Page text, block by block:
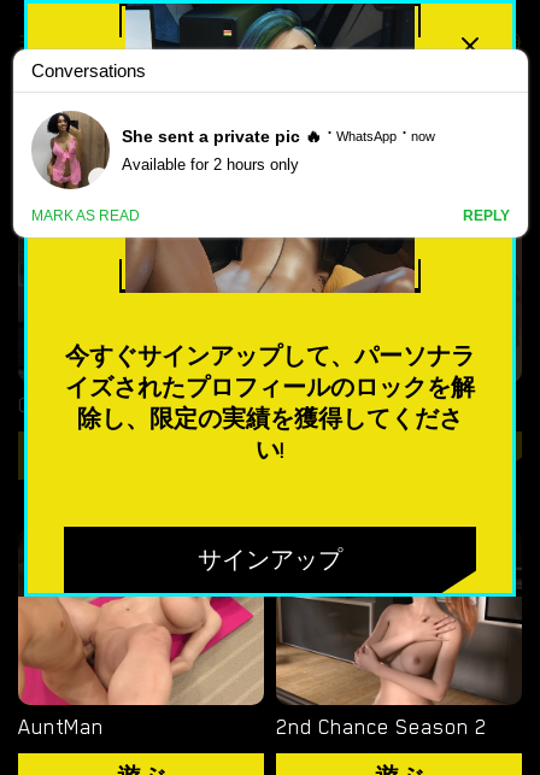
最高評価
人気のある
新しい
ポ
フリーセックスシミュレーター
無料エロゲーム
限定ゲーム
GROUP ポルノ ゲーム
Candy's Legacy Share Of Sweet
4.49
AuntMan 2nd Chance Season 2
今すぐサインアップして、パーソナラ
イズされたプロフィールのロックを解
除し、限定の実績を獲得してくださ
い!
サインアップ